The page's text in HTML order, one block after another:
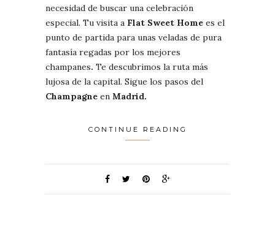
necesidad de buscar una celebración
especial. Tu visita a Flat Sweet Home es el
punto de partida para unas veladas de pura
fantasía regadas por los mejores
champanes. Te descubrimos la ruta más
lujosa de la capital. Sigue los pasos del
Champagne en Madrid.
CONTINUE READING